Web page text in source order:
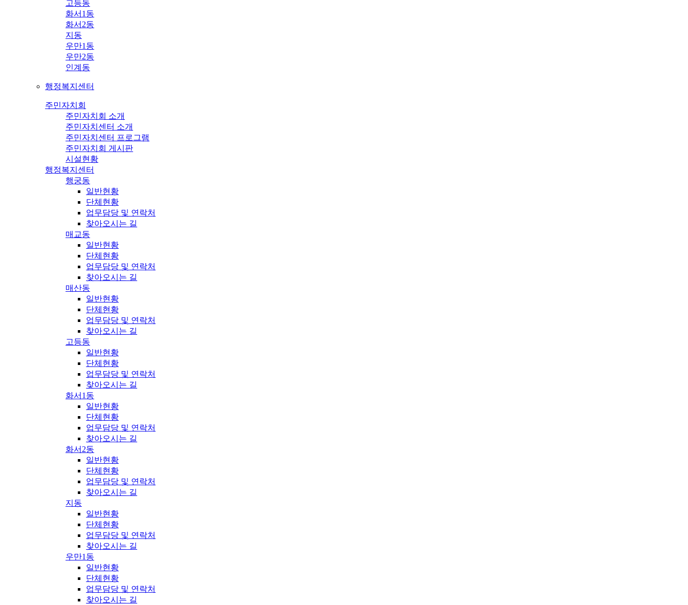
고등동
화서1동
화서2동
지동
우만1동
우만2동
인계동
행정복지센터
주민자치회
주민자치회 소개
주민자치센터 소개
주민자치센터 프로그램
주민자치회 게시판
시설현황
행정복지센터
행궁동
일반현황
단체현황
업무담당 및 연락처
찾아오시는 길
매교동
일반현황
단체현황
업무담당 및 연락처
찾아오시는 길
매산동
일반현황
단체현황
업무담당 및 연락처
찾아오시는 길
고등동
일반현황
단체현황
업무담당 및 연락처
찾아오시는 길
화서1동
일반현황
단체현황
업무담당 및 연락처
찾아오시는 길
화서2동
일반현황
단체현황
업무담당 및 연락처
찾아오시는 길
지동
일반현황
단체현황
업무담당 및 연락처
찾아오시는 길
우만1동
일반현황
단체현황
업무담당 및 연락처
찾아오시는 길